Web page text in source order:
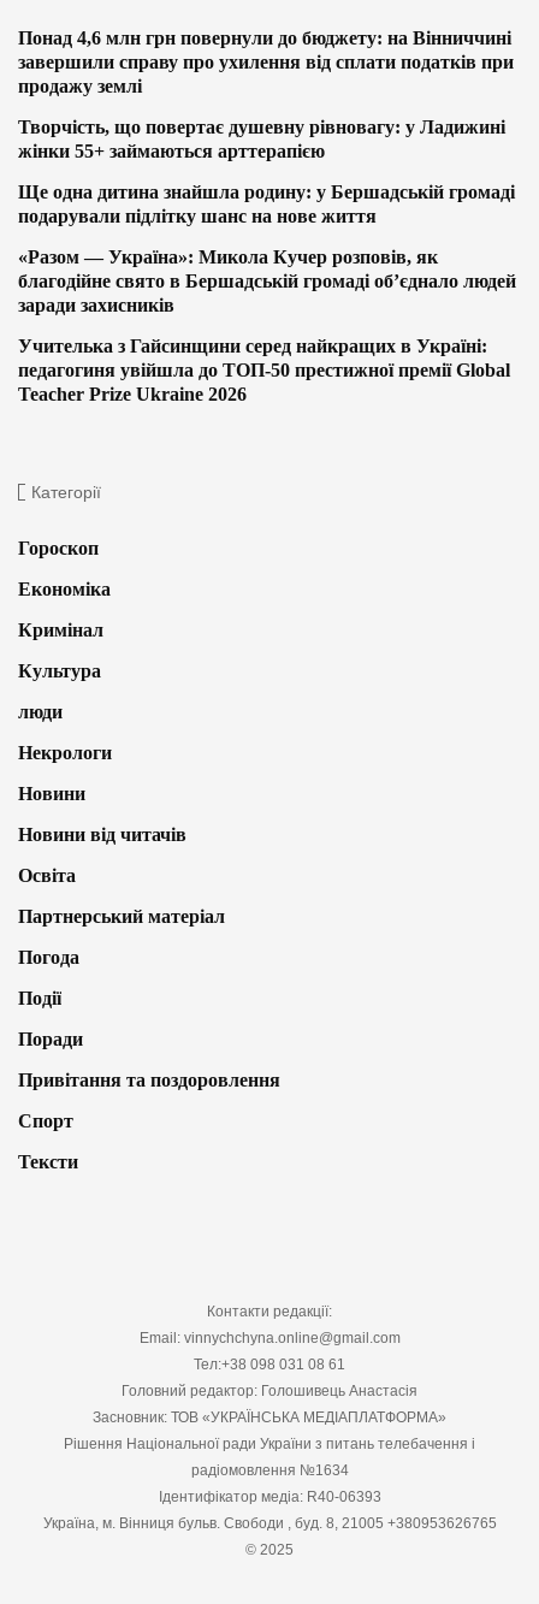
Понад 4,6 млн грн повернули до бюджету: на Вінниччині
завершили справу про ухилення від сплати податків при
продажу землі
Творчість, що повертає душевну рівновагу: у Ладижині
жінки 55+ займаються арттерапією
Ще одна дитина знайшла родину: у Бершадській громаді
подарували підлітку шанс на нове життя
«Разом — Україна»: Микола Кучер розповів, як
благодійне свято в Бершадській громаді об’єднало людей
заради захисників
Учителька з Гайсинщини серед найкращих в Україні:
педагогиня увійшла до ТОП-50 престижної премії Global
Teacher Prize Ukraine 2026
Категорії
Гороскоп
Економіка
Кримінал
Культура
люди
Некрологи
Новини
Новини від читачів
Освіта
Партнерський матеріал
Погода
Події
Поради
Привітання та поздоровлення
Спорт
Тексти
Контакти редакції:
Email: vinnychchyna.online@gmail.com
Тел:+38 098 031 08 61
Головний редактор: Голошивець Анастасія
Засновник: ТОВ «УКРАЇНСЬКА МЕДІАПЛАТФОРМА»
Рішення Національної ради України з питань телебачення і
радіомовлення №1634
Ідентифікатор медіа: R40-06393
Україна, м. Вінниця бульв. Свободи , буд. 8, 21005 +380953626765
© 2025